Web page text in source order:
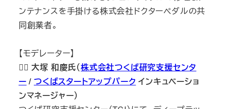
ンテナンスを手掛ける株式会社ドクターペダルの共
同創業者。
【モデレーター】
🙋‍♂️大塚 和慶氏（株式会社つくば研究支援センタ
ー / つくばスタートアップパーク インキュベーショ
ンマネージャー）